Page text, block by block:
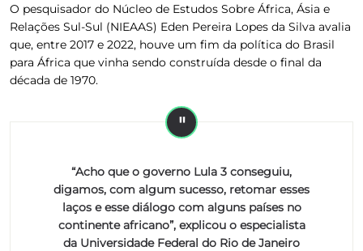
O pesquisador do Núcleo de Estudos Sobre África, Ásia e
Relações Sul-Sul (NIEAAS) Eden Pereira Lopes da Silva avalia
que, entre 2017 e 2022, houve um fim da política do Brasil
para África que vinha sendo construída desde o final da
década de 1970.
“Acho que o governo Lula 3 conseguiu,
digamos, com algum sucesso, retomar esses
laços e esse diálogo com alguns países no
continente africano”, explicou o especialista
da Universidade Federal do Rio de Janeiro